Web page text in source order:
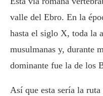
valle del Ebro. En la
hasta el siglo X, toda la
musulmanas y, durante
dominante fue la de los
Así que esta sería la